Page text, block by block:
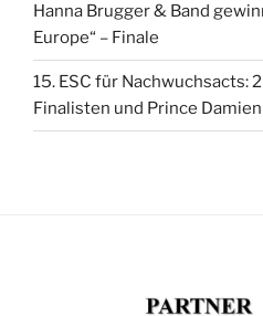
Hanna Brugger & Band
Europe“ – Finale
15. ESC für Nachwuchsacts:
Finalisten und Prince Damien